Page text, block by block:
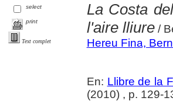
select
print
Text complet
La Costa
l'aire lliure/
Hereu Fina,
En: Llibre de la
(2010) , p. 129-